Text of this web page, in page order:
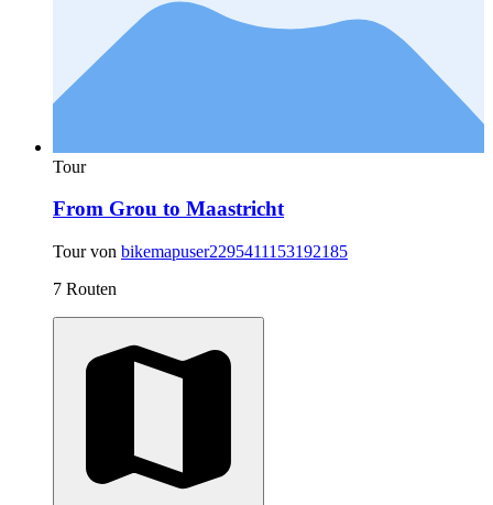
Tour
From Grou to Maastricht
Tour von bikemapuser2295411153192185
7 Routen